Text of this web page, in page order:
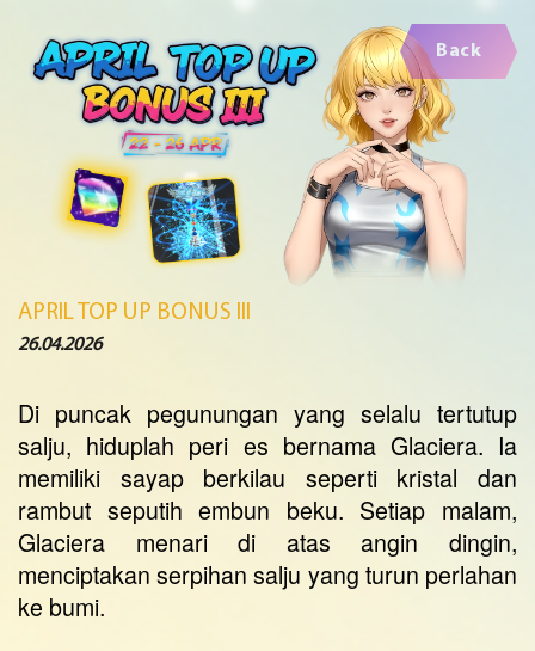
Back
APRIL TOP UP BONUS III
26.04.2026
Di puncak pegunungan yang selalu tertutup
salju, hiduplah peri es bernama Glaciera. Ia
memiliki sayap berkilau seperti kristal dan
rambut seputih embun beku. Setiap malam,
Glaciera menari di atas angin dingin,
menciptakan serpihan salju yang turun perlahan
ke bumi.